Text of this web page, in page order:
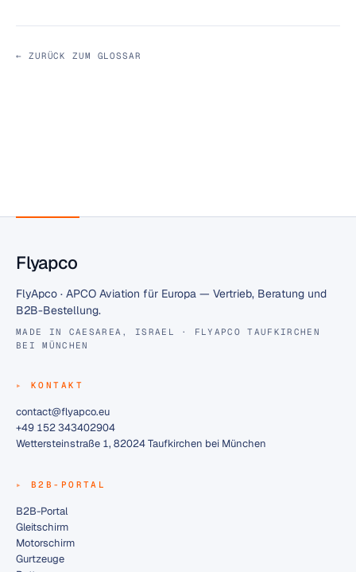
← ZURÜCK ZUM GLOSSAR
Flyapco
FlyApco · APCO Aviation für Europa — Vertrieb, Beratung und
B2B-Bestellung.
MADE IN CAESAREA, ISRAEL · FLYAPCO TAUFKIRCHEN
BEI MÜNCHEN
KONTAKT
contact@flyapco.eu
+49 152 343402904
Wettersteinstraße 1, 82024 Taufkirchen bei München
B2B-PORTAL
B2B-Portal
Gleitschirm
Motorschirm
Gurtzeuge